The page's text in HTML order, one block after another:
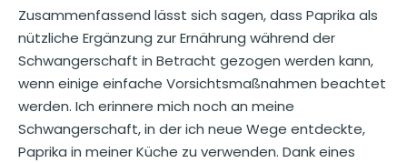
Zusammenfassend lässt sich sagen, dass Paprika als
nützliche Ergänzung zur Ernährung während der
Schwangerschaft in Betracht gezogen werden kann,
wenn einige einfache Vorsichtsmaßnahmen beachtet
werden. Ich erinnere mich noch an meine
Schwangerschaft, in der ich neue Wege entdeckte,
Paprika in meiner Küche zu verwenden. Dank eines